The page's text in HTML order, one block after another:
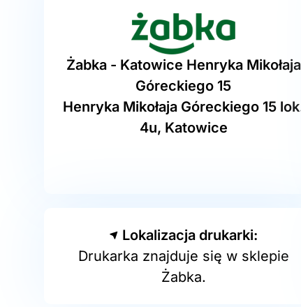
Żabka - Katowice Henryka Mikołaja
Góreckiego 15
Henryka Mikołaja Góreckiego 15
4u, Katowice
Lokalizacja drukarki:
Drukarka znajduje się w sklepie
Żabka.